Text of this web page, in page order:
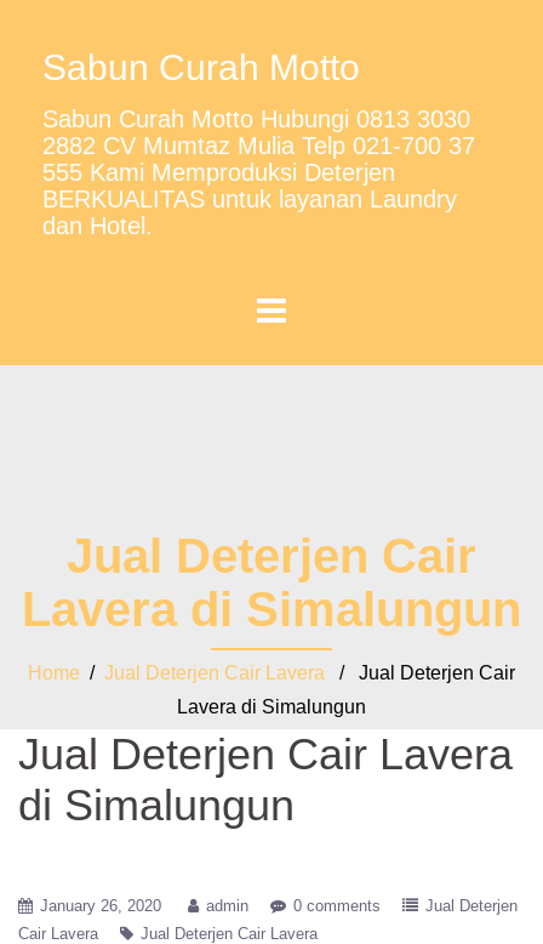
Sabun Curah Motto
Sabun Curah Motto Hubungi 0813 3030
2882 CV Mumtaz Mulia Telp 021-700 37
555 Kami Memproduksi Deterjen
BERKUALITAS untuk layanan Laundry
dan Hotel.
Jual Deterjen Cair
Lavera di Simalungun
Home / Jual Deterjen Cair Lavera / Jual Deterjen Cair
Lavera di Simalungun
Jual Deterjen Cair Lavera
di Simalungun
January 26, 2020 admin 0 comments
Jual Deterjen
Cair Lavera
Jual Deterjen Cair Lavera